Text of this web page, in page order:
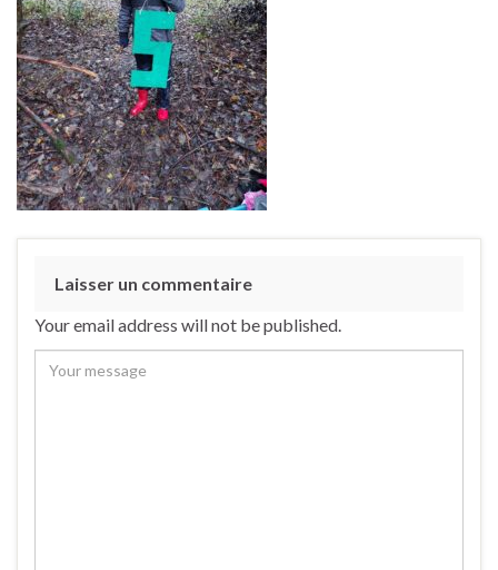
Laisser un commentaire
Your email address will not be published.